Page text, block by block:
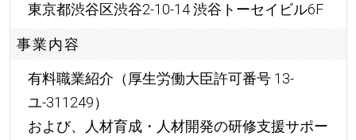
東京都渋谷区渋谷2-10-14 渋谷トーセイビル6F
事業内容
有料職業紹介（厚生労働大臣許可番号 13-
ユ-311249）
および、人材育成・人材開発の研修支援サポー